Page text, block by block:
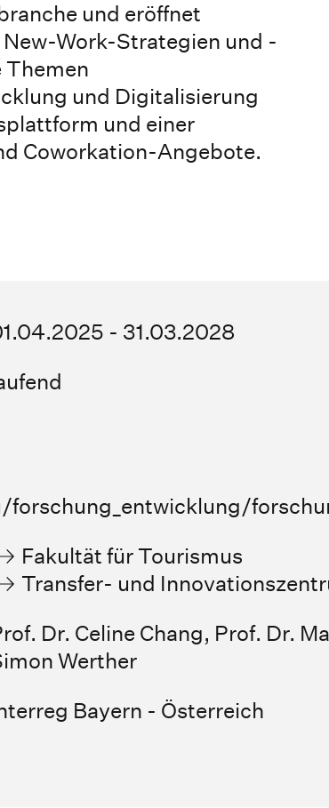
und eröffnet
Work-Strategien und -
Themen
und Digitalisierung
und einer
Coworkation-Angebote.
- 31.03.2028
Fakultät für Tourismus
Transfer- und
Dr. Celine Chang, Prof. Dr.
Werther
Bayern - Österreich